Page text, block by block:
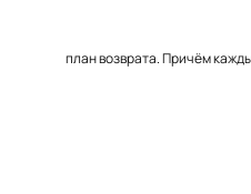
план возврата. Причём